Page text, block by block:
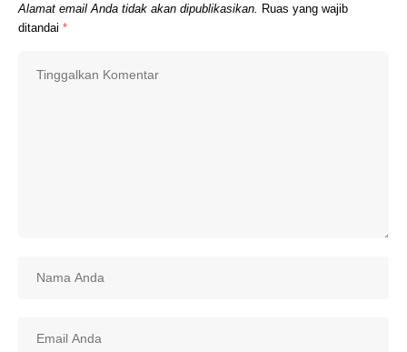
Alamat email Anda tidak akan dipublikasikan. Ruas yang wajib
ditandai *